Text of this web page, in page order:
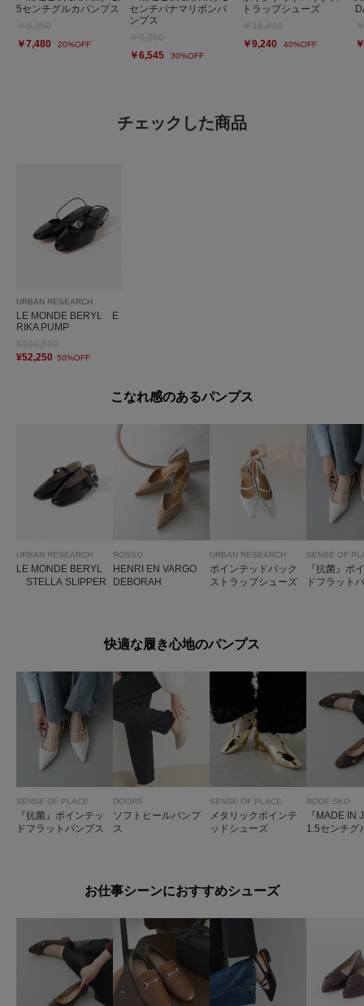
5センチグルカパンプス
￥7,480
20%OFF
センチパナマリボンパ
ンプス
￥6,545
30%OFF
トラップシューズ
￥9,240
40%OFF
チェックした商品
URBAN RESEARCH
LE MONDE BERYL E
RIKA PUMP
¥52,250 50%OFF
こなれ感のあるパンプス
URBAN RESEARCH
LE MONDE BERYL
STELLA SLIPPER
ROSSO
HENRI EN VARGO
DEBORAH
URBAN RESEARCH
ポインテッドバック
ストラップシューズ
SENSE OF
『抗菌』ポ
ドフラット
快適な履き心地のパンプス
SENSE OF PLACE
『抗菌』ポインテッ
ドフラットパンプス
DOORS
ソフトヒールパンプ
ス
SENSE OF PLACE
メタリックポインテ
ッドシューズ
RODE SKO
『MADE IN
1.5センチグ
お仕事シーンにおすすめシューズ